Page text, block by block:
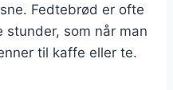
Fedtebrød er ofte
som når man
til kaffe eller te.